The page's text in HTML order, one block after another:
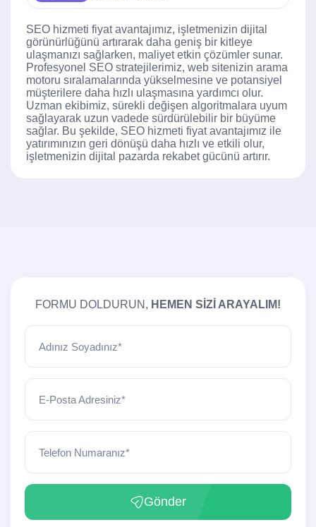
SEO hizmeti fiyat avantajımız, işletmenizin dijital
görünürlüğünü artırarak daha geniş bir kitleye
ulaşmanızı sağlarken, maliyet etkin çözümler sunar.
Profesyonel SEO stratejilerimiz, web sitenizin arama
motoru sıralamalarında yükselmesine ve potansiyel
müşterilere daha hızlı ulaşmasına yardımcı olur.
Uzman ekibimiz, sürekli değişen algoritmalara uyum
sağlayarak uzun vadede sürdürülebilir bir büyüme
sağlar. Bu şekilde, SEO hizmeti fiyat avantajımız ile
yatırımınızın geri dönüşü daha hızlı ve etkili olur,
işletmenizin dijital pazarda rekabet gücünü artırır.
FORMU DOLDURUN, HEMEN SIZI ARAYALIM!
Adınız Soyadınız*
E-Posta Adresiniz*
Telefon Numaranız*
Gönder